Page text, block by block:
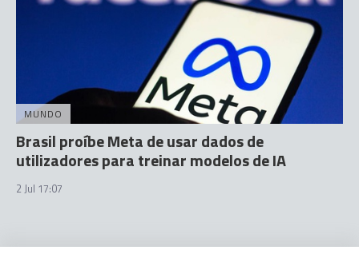
MUNDO
Brasil proíbe Meta de usar dados de
utilizadores para treinar modelos de IA
2 Jul 17:07